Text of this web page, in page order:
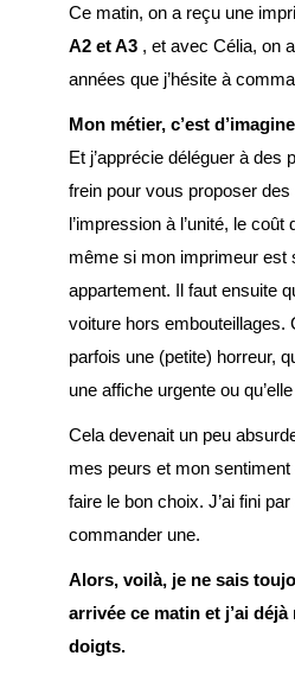
Ce matin, on a reçu une
A2 et A3, et avec Célia, on
années que j’hésite à
Mon métier, c’est
Et j’apprécie déléguer à des
frein pour vous proposer
l’impression à l’unité, le
même si mon imprimeur est
appartement. Il faut ensuite
voiture hors embouteillages.
parfois une (petite) horreur,
une affiche urgente ou
Cela devenait un peu
mes peurs et mon sentiment
faire le bon choix. J’ai fini
commander une.
Alors, voilà, je ne sais
arrivée ce matin et j’ai
doigts.